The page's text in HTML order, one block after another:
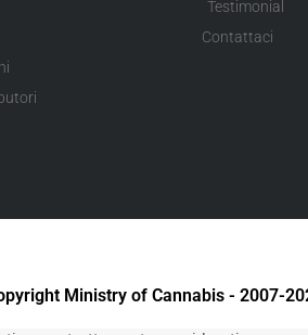
Testimonial
Contattaci
Ministry of Cannabis - 2007-